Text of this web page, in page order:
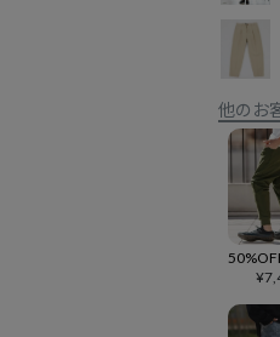
他のお
¥